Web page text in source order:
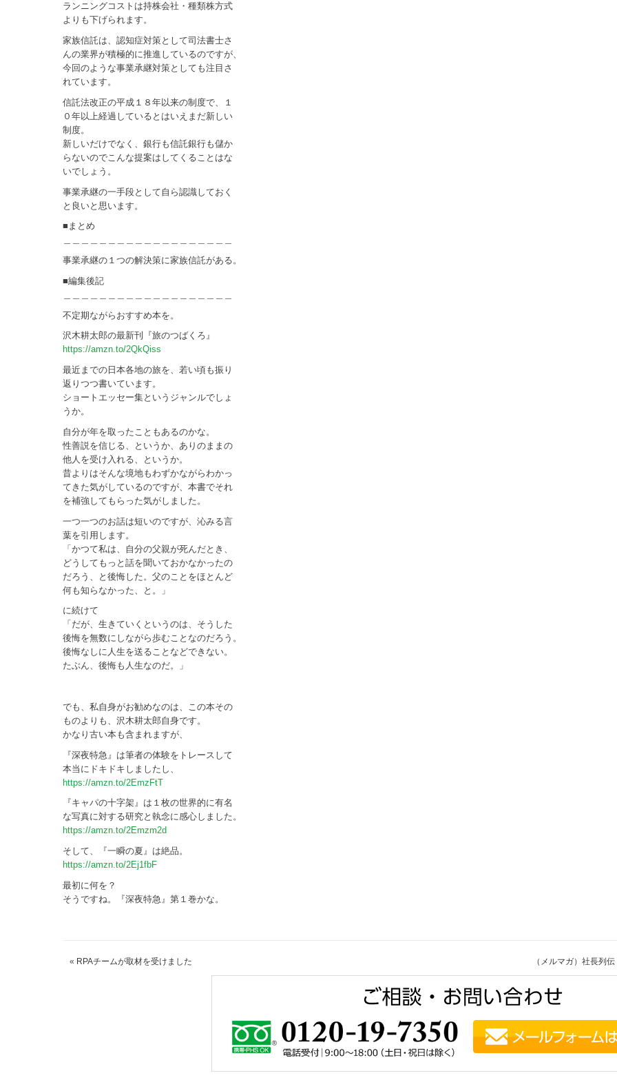
ランニングコストは持株会社・種類株方式
よりも下げられます。
家族信託は、認知症対策として司法書士さ
んの業界が積極的に推進しているのですが、
今回のような事業承継対策としても注目さ
れています。
信託法改正の平成１８年以来の制度で、１
０年以上経過しているとはいえまだ新しい
制度。
新しいだけでなく、銀行も信託銀行も儲か
らないのでこんな提案はしてくることはな
いでしょう。
事業承継の一手段として自ら認識しておく
と良いと思います。
■まとめ
事業承継の１つの解決策に家族信託がある。
■編集後記
不定期ながらおすすめ本を。
沢木耕太郎の最新刊『旅のつばくろ』
https://amzn.to/2QkQiss
最近までの日本各地の旅を、若い頃も振り
返りつつ書いています。
ショートエッセー集というジャンルでしょ
うか。
自分が年を取ったこともあるのかな。
性善説を信じる、というか、ありのままの
他人を受け入れる、というか。
昔よりはそんな境地もわずかながらわかっ
てきた気がしているのですが、本書でそれ
を補強してもらった気がしました。
一つ一つのお話は短いのですが、沁みる言
葉を引用します。
「かつて私は、自分の父親が死んだとき、
どうしてもっと話を聞いておかなかったの
だろう、と後悔した。父のことをほとんど
何も知らなかった、と。」
に続けて
「だが、生きていくというのは、そうした
後悔を無数にしながら歩むことなのだろう。
後悔なしに人生を送ることなどできない。
たぶん、後悔も人生なのだ。」
でも、私自身がお勧めなのは、この本その
ものよりも、沢木耕太郎自身です。
かなり古い本も含まれますが、
『深夜特急』は筆者の体験をトレースして
本当にドキドキしましたし、
https://amzn.to/2EmzFtT
『キャパの十字架』は１枚の世界的に有名
な写真に対する研究と執念に感心しました。
https://amzn.to/2Emzm2d
そして、『一瞬の夏』は絶品。
https://amzn.to/2Ej1fbF
最初に何を？
そうですね。『深夜特急』第１巻かな。
« RPAチームが取材を受けました （メルマガ）社長列